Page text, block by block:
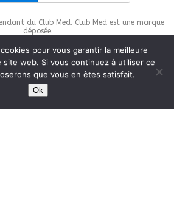
du Club Med. Club Med est une marque
déposée.
is protected bywp-copyrightpro.com
pour vous garantir la meilleure
web. Si vous continuez à utiliser ce
que vous en êtes satisfait.
Ok